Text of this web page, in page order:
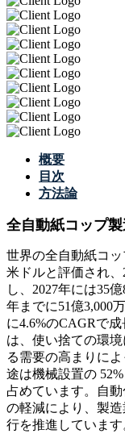
概要
目次
方法論
全自動紙コップ
世界の全自動紙コッ
米ドルと評価され、
し、2027年には35
年までに51億3,000
に4.6%のCAGRで
は、使い捨ての環
る需要の高まりに
途は機械設置の
占めています。自
の軽減により、製
行を推進しています